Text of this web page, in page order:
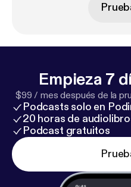
Empieza 7
$99 / mes después de la
Podcasts solo en
20 horas de
Podcast gratuitos